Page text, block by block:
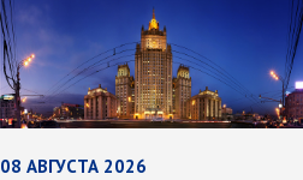
08 АВГУСТА 2026